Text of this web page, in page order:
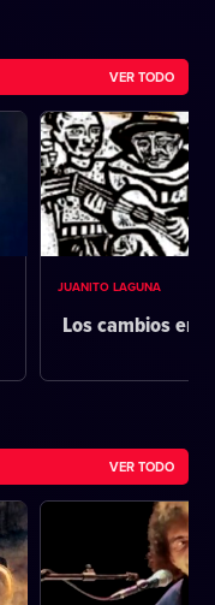
VER TODO
JUANITO LAGUNA
Los cambios en
VER TODO